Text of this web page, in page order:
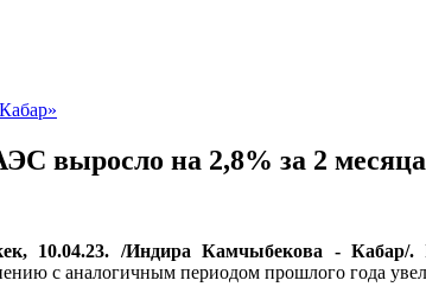
выросло на 2,8% за 2 месяца
10.04.23. /Индира Камчыбекова - Кабар/.
с аналогичным периодом прошлого года